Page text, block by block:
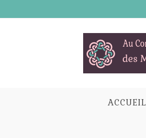
to
ACCUEIL